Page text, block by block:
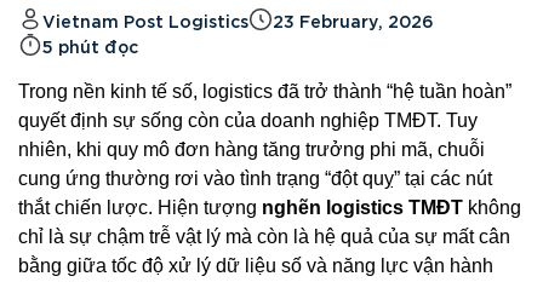
Vietnam Post Logistics
23 February, 2026
5 phút đọc
Trong nền kinh tế số, logistics đã trở thành “hệ tuần hoàn”
quyết định sự sống còn của doanh nghiệp TMĐT. Tuy
nhiên, khi quy mô đơn hàng tăng trưởng phi mã, chuỗi
cung ứng thường rơi vào tình trạng “đột quỵ” tại các nút
thắt chiến lược. Hiện tượng nghẽn logistics TMĐT không
chỉ là sự chậm trễ vật lý mà còn là hệ quả của sự mất cân
bằng giữa tốc độ xử lý dữ liệu số và năng lực vận hành